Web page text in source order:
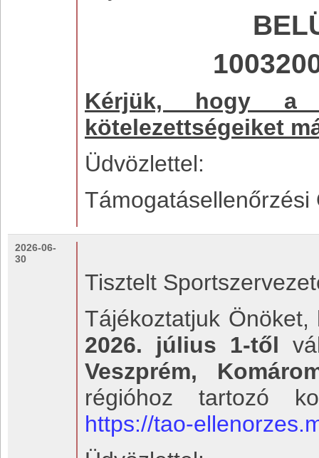
Kérjük, hogy a
kötelezettségeiket
Üdvözlettel:
Támogatásellenőrzési
2026-06-
30
Tisztelt
Tájékoztatjuk
2026. július 1-től
Veszprém,
régióhoz tartozó
https://tao-